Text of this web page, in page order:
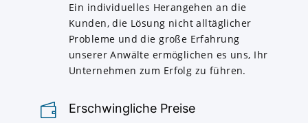
Ein individuelles Herangehen an die
Kunden, die Lösung nicht alltäglicher
Probleme und die große Erfahrung
unserer Anwälte ermöglichen es uns, Ihr
Unternehmen zum Erfolg zu führen.
Erschwingliche Preise